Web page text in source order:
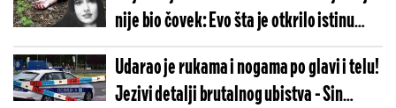
nije bio čovek: Evo šta je otkrilo istinu
(FOTO)
Udarao je rukama i nogama po glavi i telu!
Jezivi detalji brutalnog ubistva - Sin